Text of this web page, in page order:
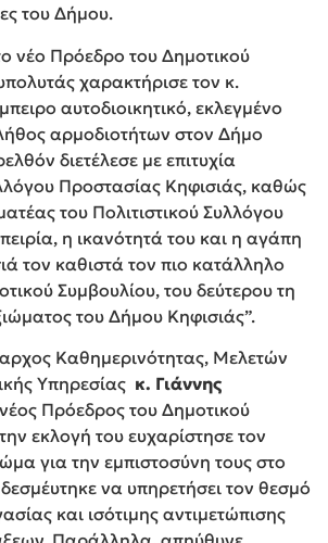
του Δήμου.
νέο Πρόεδρο του Δημοτικού
χαρακτήρισε τον κ.
αυτοδιοικητικό, εκλεγμένο
αρμοδιοτήτων στον Δήμο
διετέλεσε με επιτυχία
Προστασίας Κηφισιάς, καθώς
του Πολιτιστικού Συλλόγου
η ικανότητά του και η αγάπη
τον καθιστά τον πιο κατάλληλο
Συμβουλίου, του δεύτερου τη
του Δήμου Κηφισιάς”.
Καθημερινότητας, Μελετών
Υπηρεσίας κ. Γιάννης
Πρόεδρος του Δημοτικού
εκλογή του ευχαρίστησε τον
για την εμπιστοσύνη τους στο
να υπηρετήσει τον θεσμό
και ισότιμης αντιμετώπισης